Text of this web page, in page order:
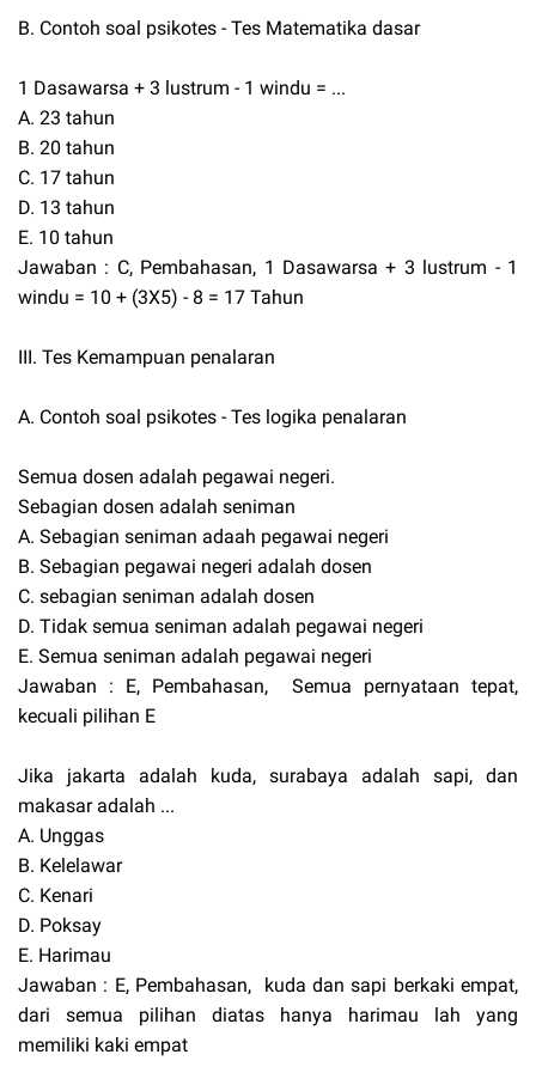
B. Contoh soal psikotes - Tes Matematika dasar
1 Dasawarsa + 3 lustrum - 1 windu = ...
A. 23 tahun
B. 20 tahun
C. 17 tahun
D. 13 tahun
E. 10 tahun
Jawaban : C, Pembahasan, 1 Dasawarsa + 3 lustrum - 1
windu = 10 + (3X5) - 8 = 17 Tahun
III. Tes Kemampuan penalaran
A. Contoh soal psikotes - Tes logika penalaran
Semua dosen adalah pegawai negeri.
Sebagian dosen adalah seniman
A. Sebagian seniman adaah pegawai negeri
B. Sebagian pegawai negeri adalah dosen
C. sebagian seniman adalah dosen
D. Tidak semua seniman adalah pegawai negeri
E. Semua seniman adalah pegawai negeri
Jawaban : E, Pembahasan, Semua pernyataan tepat,
kecuali pilihan E
Jika jakarta adalah kuda, surabaya adalah sapi, dan
makasar adalah ...
A. Unggas
B. Kelelawar
C. Kenari
D. Poksay
E. Harimau
Jawaban : E, Pembahasan, kuda dan sapi berkaki empat,
dari semua pilihan diatas hanya harimau lah yang
memiliki kaki empat